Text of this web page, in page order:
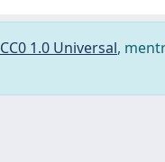
1.0 Universal,